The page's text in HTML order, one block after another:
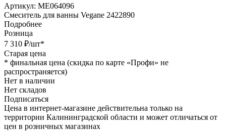
Артикул: МЕ064096
Смеситель для ванны Vegane 2422890
Подробнее
Розница
7 310 ₽/шт*
Старая цена
* финальная цена (скидка по карте «Профи» не
распространяется)
Нет в наличии
Нет складов
Подписаться
Цена в интернет-магазине действительна только на
территории Калининградской области и может отличаться от
цен в розничных магазинах